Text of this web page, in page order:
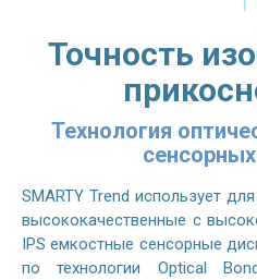
Точность
Технология
SMARTY Trend использует
высококачественные с
IPS емкостные сенсорные
по технологии Optical